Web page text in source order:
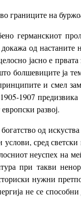
границите на
германскиот
од настаните
јасно е
болшевиците ја
и смел
1907
развој.
од
услови, сред
неуспех на
при такви
нужни
не се